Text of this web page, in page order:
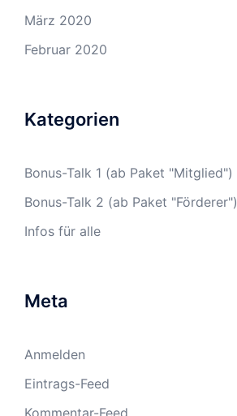
März 2020
Februar 2020
Kategorien
Bonus-Talk 1 (ab Paket "Mitglied")
Bonus-Talk 2 (ab Paket "Förderer")
Infos für alle
Meta
Anmelden
Eintrags-Feed
Kommentar-Feed